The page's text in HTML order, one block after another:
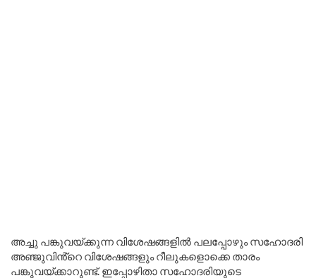
അച്ചു പങ്കുവയ്ക്കുന്ന വിശേഷങ്ങളിൽ പലപ്പോഴും സഹോദരി
അഞ്ജുവിൻ്റെ വിശേഷങ്ങളും റീലുകളൊക്കെ താരം
പങ്കുവയ്ക്കാറുണ്ട്. ഇപ്പോഴിതാ സഹോദരിയുടെ